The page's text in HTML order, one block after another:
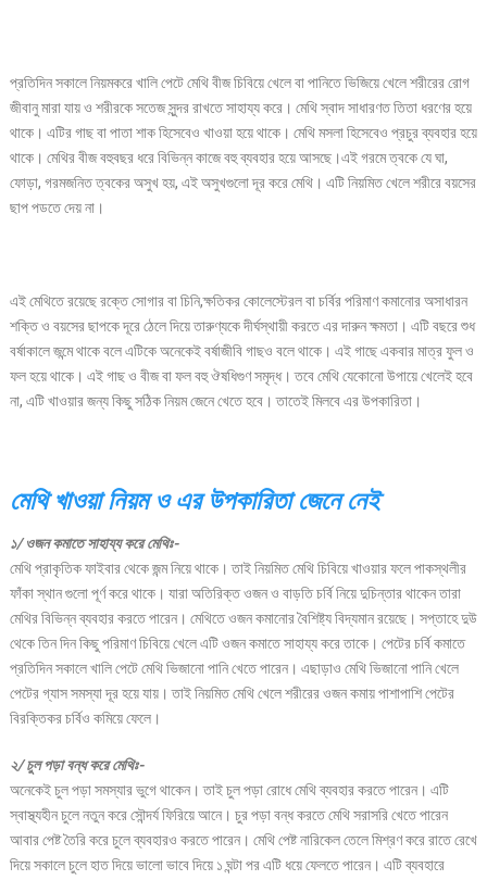
প্রতিদিন সকালে নিয়মকরে খালি পেটে মেথি বীজ চিবিয়ে খেলে বা পানিতে ভিজিয়ে খেলে শরীরের রোগ
জীবানু মারা যায় ও শরীরকে সতেজ সুন্দর রাখতে সাহায্য করে। মেথি স্বাদ সাধারণত তিতা ধরণের হয়ে
থাকে। এটির গাছ বা পাতা শাক হিসেবেও খাওয়া হয়ে থাকে। মেথি মসলা হিসেবেও প্রচুর ব্যবহার হয়ে
থাকে। মেথির বীজ বহুবছর ধরে বিভিন্ন কাজে বহু ব্যবহার হয়ে আসছে।এই গরমে ত্বকে যে ঘা,
ফোড়া, গরমজনিত ত্বকের অসুখ হয়, এই অসুখগুলো দূর করে মেথি। এটি নিয়মিত খেলে শরীরে বয়সের
ছাপ পডতে দেয় না।
এই মেথিতে রয়েছে রক্তে সোগার বা চিনি,ক্ষতিকর কোলেস্টেরল বা চর্বির পরিমাণ কমানোর অসাধারন
শক্তি ও বয়সের ছাপকে দূরে ঠেলে দিয়ে তারুণ্যকে দীর্ঘস্থায়ী করতে এর দারুন ক্ষমতা। এটি বছরে শুধ
বর্ষাকালে জন্মে থাকে বলে এটিকে অনেকেই বর্ষাজীবি গাছও বলে থাকে। এই গাছে একবার মাত্র ফুল ও
ফল হয়ে থাকে। এই গাছ ও বীজ বা ফল বহু ঔষধিগুণ সমৃদ্ধ। তবে মেথি যেকোনো উপায়ে খেলেই হবে
না, এটি খাওয়ার জন্য কিছু সঠিক নিয়ম জেনে খেতে হবে। তাতেই মিলবে এর উপকারিতা।
মেথি খাওয়া নিয়ম ও এর উপকারিতা জেনে নেই
১/ ওজন কমাতে সাহায্য করে মেথিঃ-
মেথি প্রাকৃতিক ফাইবার থেকে জন্ম নিয়ে থাকে। তাই নিয়মিত মেথি চিবিয়ে খাওয়ার ফলে পাকস্থলীর
ফাঁকা স্থান গুলো পূর্ণ করে থাকে। যারা অতিরিক্ত ওজন ও বাড়তি চর্বি নিয়ে দুচিন্তার থাকেন তারা
মেথির বিভিন্ন ব্যবহার করতে পারেন। মেথিতে ওজন কমানোর বৈশিষ্ট্য বিদ্যমান রয়েছে। সপ্তাহে দুউ
থেকে তিন দিন কিছু পরিমাণ চিবিয়ে খেলে এটি ওজন কমাতে সাহায্য করে তাকে। পেটের চর্বি কমাতে
প্রতিদিন সকালে খালি পেটে মেথি ভিজানো পানি খেতে পারেন। এছাড়াও মেথি ভিজানো পানি খেলে
পেটের গ্যাস সমস্যা দূর হয়ে যায়। তাই নিয়মিত মেথি খেলে শরীরের ওজন কমায় পাশাপাশি পেটের
বিরক্তিকর চর্বিও কমিয়ে ফেলে।
২/ চুল পড়া বন্ধ করে মেথিঃ-
অনেকেই চুল পড়া সমস্যার ভুগে থাকেন। তাই চুল পড়া রোধে মেথি ব্যবহার করতে পারেন। এটি
স্বাস্থ্যহীন চুলে নতুন করে সৌন্দর্য ফিরিয়ে আনে। চুর পড়া বন্ধ করতে মেথি সরাসরি খেতে পারেন
আবার পেষ্ট তৈরি করে চুলে ব্যবহারও করতে পারেন। মেথি পেষ্ট নারিকেল তেলে মিশ্রণ করে রাতে রেখে
দিয়ে সকালে চুলে হাত দিয়ে ভালো ভাবে দিয়ে ১ ঘন্টা পর এটি ধয়ে ফেলতে পারেন। এটি ব্যবহারে